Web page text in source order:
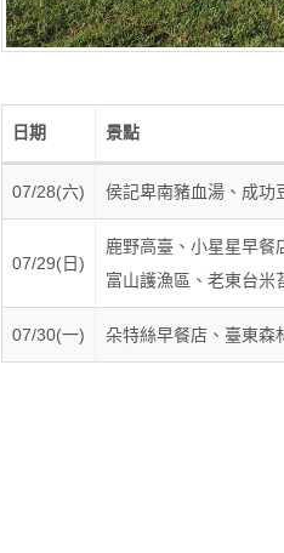
日期 景點
07/28(六) 侯記卑南豬血湯、成功
07/29(日)
鹿野高臺、小星星早餐
富山護漁區、老東台米
07/30(一) 朵特絲早餐店、臺東森